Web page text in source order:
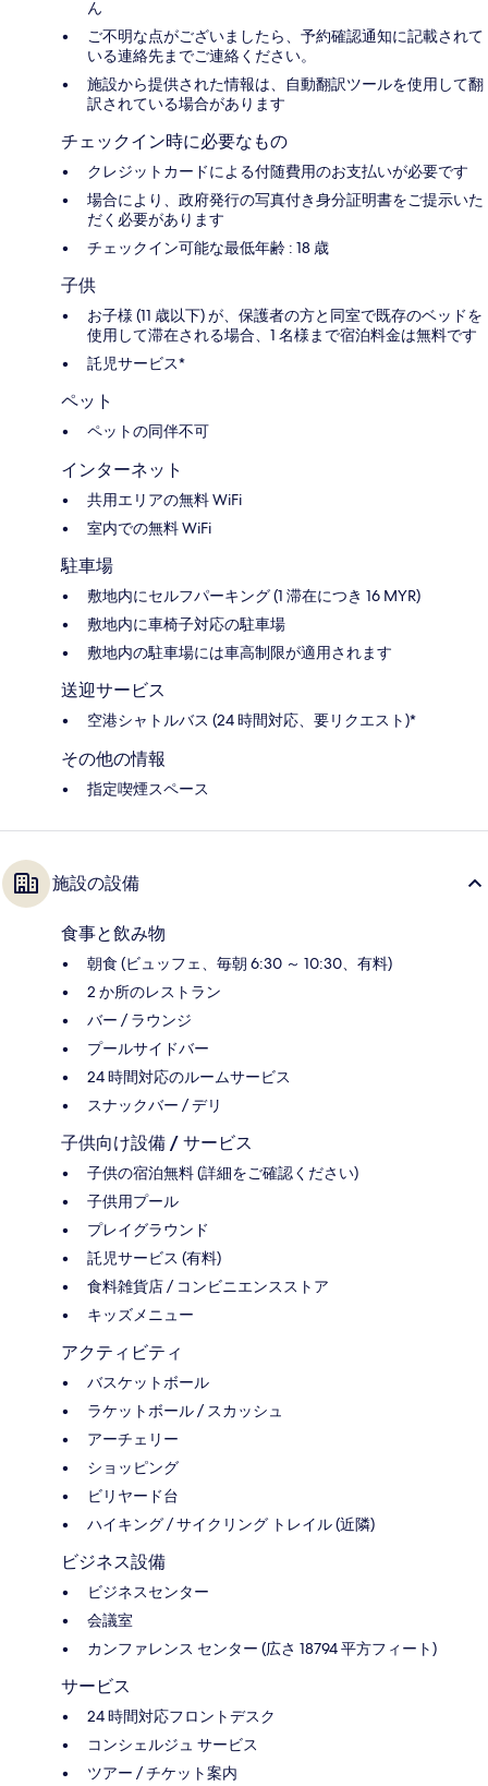
ん
ご不明な点がございましたら、予約確認通知に記載されて
いる連絡先までご連絡ください。
施設から提供された情報は、自動翻訳ツールを使用して翻
訳されている場合があります
チェックイン時に必要なもの
クレジットカードによる付随費用のお支払いが必要です
場合により、政府発行の写真付き身分証明書をご提示いた
だく必要があります
チェックイン可能な最低年齢 : 18 歳
子供
お子様 (11 歳以下) が、保護者の方と同室で既存のベッドを
使用して滞在される場合、1 名様まで宿泊料金は無料です
託児サービス*
ペット
ペットの同伴不可
インターネット
共用エリアの無料 WiFi
室内での無料 WiFi
駐車場
敷地内にセルフパーキング (1 滞在につき 16 MYR)
敷地内に車椅子対応の駐車場
敷地内の駐車場には車高制限が適用されます
送迎サービス
空港シャトルバス (24 時間対応、要リクエスト)*
その他の情報
指定喫煙スペース
施設の設備
食事と飲み物
朝食 (ビュッフェ、毎朝 6:30 ～ 10:30、有料)
2 か所のレストラン
バー / ラウンジ
プールサイドバー
24 時間対応のルームサービス
スナックバー / デリ
子供向け設備 / サービス
子供の宿泊無料 (詳細をご確認ください)
子供用プール
プレイグラウンド
託児サービス (有料)
食料雑貨店 / コンビニエンスストア
キッズメニュー
アクティビティ
バスケットボール
ラケットボール / スカッシュ
アーチェリー
ショッピング
ビリヤード台
ハイキング / サイクリング トレイル (近隣)
ビジネス設備
ビジネスセンター
会議室
カンファレンス センター (広さ 18794 平方フィート)
サービス
24 時間対応フロントデスク
コンシェルジュ サービス
ツアー / チケット案内